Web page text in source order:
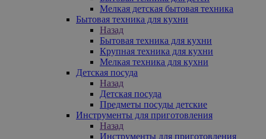
Мелкая детская бытовая техника
Бытовая техника для кухни
Назад
Бытовая техника для кухни
Крупная техника для кухни
Мелкая техника для кухни
Детская посуда
Назад
Детская посуда
Предметы посуды детские
Инструменты для приготовления
Назад
Инструменты для приготовления